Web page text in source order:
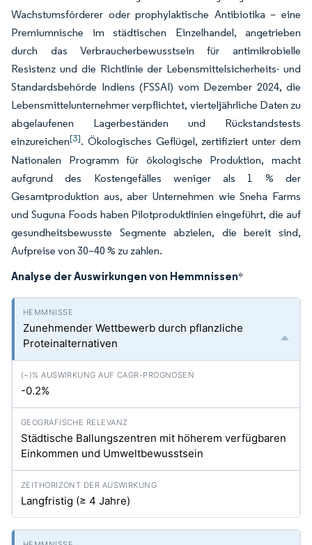
Wachstumsförderer oder prophylaktische Antibiotika – eine
Premiumnische im städtischen Einzelhandel, angetrieben
durch das Verbraucherbewusstsein für antimikrobielle
Resistenz und die Richtlinie der Lebensmittelsicherheits- und
Standardsbehörde Indiens (FSSAI) vom Dezember 2024, die
Lebensmittelunternehmer verpflichtet, vierteljährliche Daten zu
abgelaufenen Lagerbeständen und Rückstandstests
einzureichen[3]. Ökologisches Geflügel, zertifiziert unter dem
Nationalen Programm für ökologische Produktion, macht
aufgrund des Kostengefälles weniger als 1 % der
Gesamtproduktion aus, aber Unternehmen wie Sneha Farms
und Suguna Foods haben Pilotproduktlinien eingeführt, die auf
gesundheitsbewusste Segmente abzielen, die bereit sind,
Aufpreise von 30–40 % zu zahlen.
Analyse der Auswirkungen von Hemmnissen*
Zunehmender Wettbewerb durch pflanzliche
Proteinalternativen
-0.2%
Städtische Ballungszentren mit höherem verfügbaren
Einkommen und Umweltbewusstsein
Langfristig (≥ 4 Jahre)